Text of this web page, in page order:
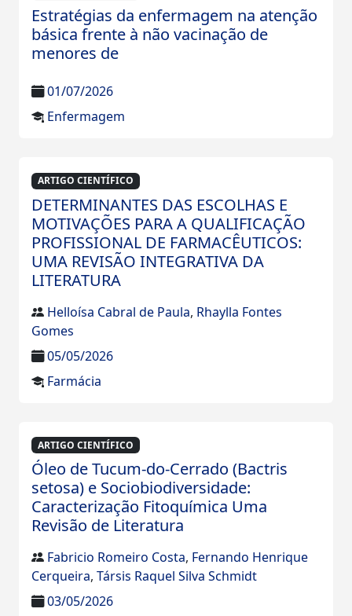
Estratégias da enfermagem na atenção
básica frente à não vacinação de
menores de
01/07/2026
Enfermagem
ARTIGO CIENTÍFICO
DETERMINANTES DAS ESCOLHAS E
MOTIVAÇÕES PARA A QUALIFICAÇÃO
PROFISSIONAL DE FARMACÊUTICOS:
UMA REVISÃO INTEGRATIVA DA
LITERATURA
Helloísa Cabral de Paula, Rhaylla Fontes
Gomes
05/05/2026
Farmácia
ARTIGO CIENTÍFICO
Óleo de Tucum-do-Cerrado (Bactris
setosa) e Sociobiodiversidade:
Caracterização Fitoquímica Uma
Revisão de Literatura
Fabricio Romeiro Costa, Fernando Henrique
Cerqueira, Társis Raquel Silva Schmidt
03/05/2026